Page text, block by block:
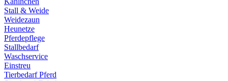
Stall & Weide
Weidezaun
Heunetze
Pferdepflege
Stallbedarf
Waschservice
Einstreu
Tierbedarf Pferd